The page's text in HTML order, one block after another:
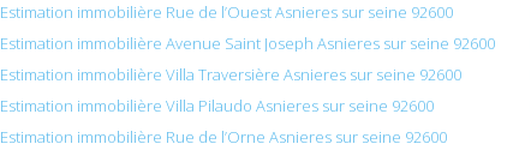
Estimation immobilière Rue de l’Ouest Asnieres sur seine 92600
Estimation immobilière Avenue Saint Joseph Asnieres sur seine 92600
Estimation immobilière Villa Traversière Asnieres sur seine 92600
Estimation immobilière Villa Pilaudo Asnieres sur seine 92600
Estimation immobilière Rue de l’Orne Asnieres sur seine 92600